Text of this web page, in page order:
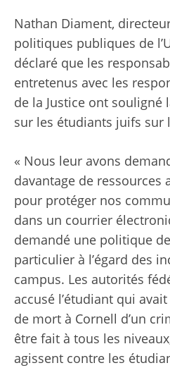
Nathan Diament,
politiques publiques de
déclaré que les
entretenus avec les
de la Justice ont souligné
sur les étudiants juifs sur
« Nous leur avons
davantage de ressources
pour protéger nos
dans un courrier
demandé une politique
particulier à l’égard des
campus. Les autorités
accusé l’étudiant qui
de mort à Cornell d’un
être fait à tous les
agissent contre les